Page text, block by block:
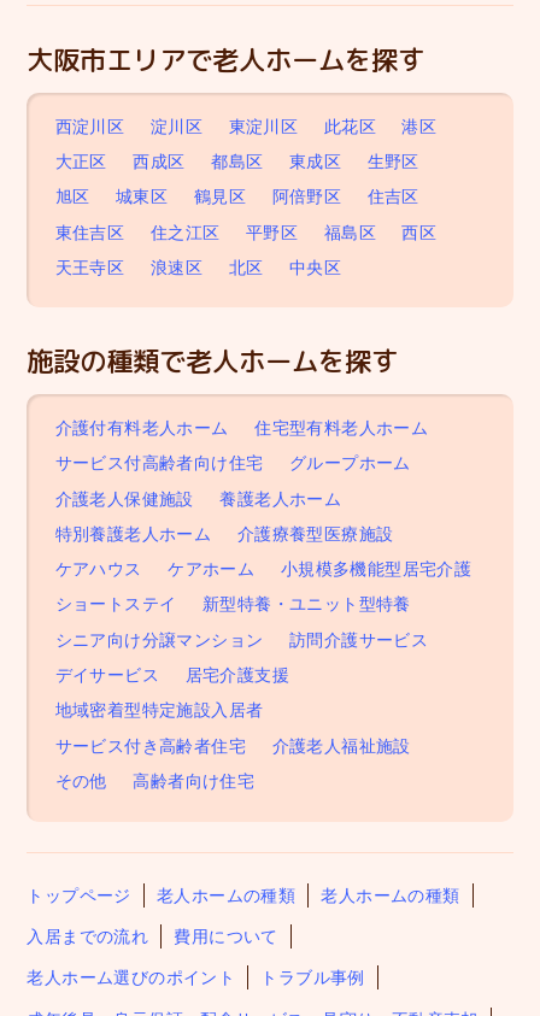
大阪市エリアで老人ホームを探す
西淀川区 淀川区 東淀川区 此花区
港区
大正区
西成区 都島区 東成区
生野区
旭区
城東区 鶴見区 阿倍野区
住吉区
東住吉区
住之江区 平野区 福島区
西区
天王寺区
浪速区 北区 中央区
施設の種類で老人ホームを探す
介護付有料老人ホーム
住宅型有料老人ホーム
サービス付高齢者向け住宅
グループホーム
介護老人保健施設
養護老人ホーム
特別養護老人ホーム
介護療養型医療施設
ケアハウス
ケアホーム
小規模多機能型居宅介護
ショートステイ
新型特養・ユニット型特養
シニア向け分譲マンション
訪問介護サービス
デイサービス
居宅介護支援
地域密着型特定施設入居者
サービス付き高齢者住宅
介護老人福祉施設
その他
高齢者向け住宅
トップページ 老人ホームの種類 老人ホームの種類
入居までの流れ 費用について
老人ホーム選びのポイント トラブル事例